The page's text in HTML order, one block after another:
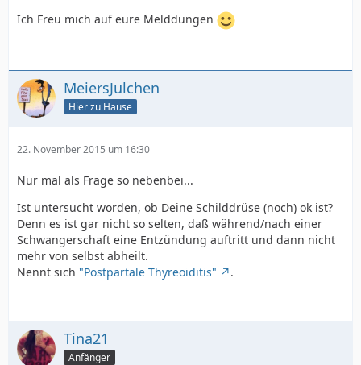
Ich Freu mich auf eure Melddungen
MeiersJulchen
Hier zu Hause
22. November 2015 um 16:30
Nur mal als Frage so nebenbei...
Ist untersucht worden, ob Deine Schilddrüse (noch) ok ist?
Denn es ist gar nicht so selten, daß während/nach einer
Schwangerschaft eine Entzündung auftritt und dann nicht
mehr von selbst abheilt.
Nennt sich "Postpartale Thyreoiditis" .
Tina21
Anfänger